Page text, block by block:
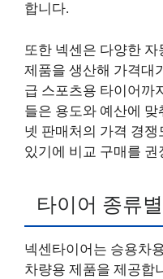
합니다.
또한 넥센은 다양한
제품을 생산해 가격대
급 스포츠용 타이어까
들은 용도와 예산에 맞
넷 판매처의 가격 경
있기에 비교 구매를 권
타이어 종류
넥센타이어는 승용차
차량용 제품을 제공합